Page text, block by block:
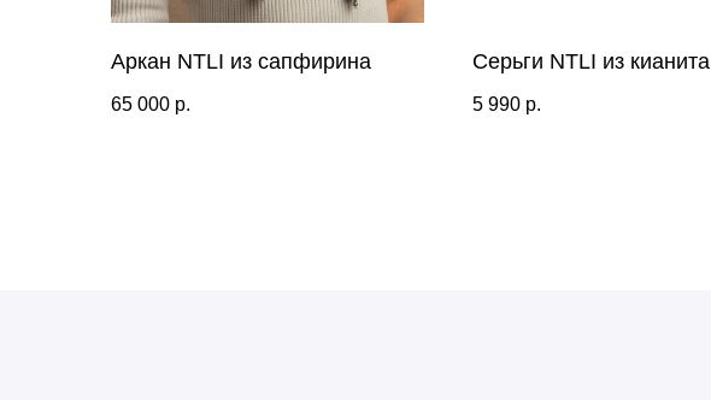
Аркан NTLI из сапфирина
65 000 р.
Серьги NTLI из кианита
5 990 р.